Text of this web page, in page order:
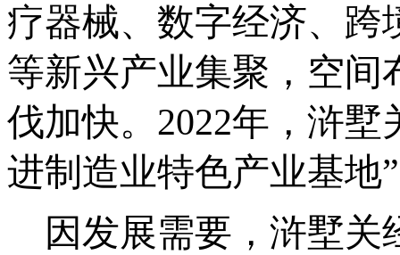
疗器械、数字经济、跨
等新兴产业集聚，空间
伐加快。 2022年，浒墅
进制造业特色产业基地
因发展需要，浒墅